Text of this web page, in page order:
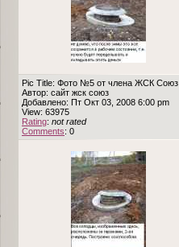
Pic Title: Фото №5 от члена ЖСК Союз
Автор: сайт жск союз
Добавлено: Пт Окт 03, 2008 6:00 pm
View: 63975
Rating: not rated
Comments: 0